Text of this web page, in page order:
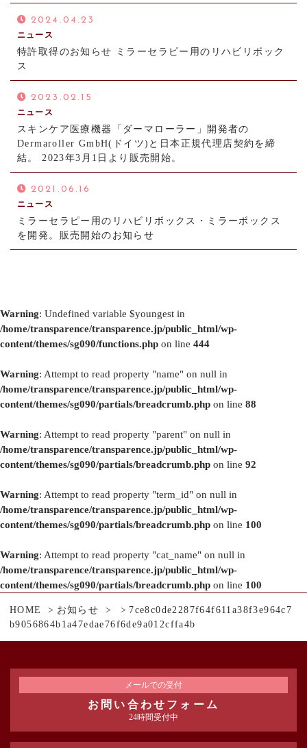
2024.04.23
ニュース
特許取得のお知らせ ミラーセラピー用のリハビリボック
ス
2023.02.15
ニュース
スキンケア医療機器「ダーマローラー」開発者の
Dermaroller GmbH(ドイツ)と日本正規代理店契約を締
結。 2023年3月1日より販売開始。
2021.06.16
ニュース
ミラーセラピー用のリハビリボックス・ミラーボックス
を開発。販売開始のお知らせ
Warning: Undefined variable $youngest in
/home/transparence/transparence.jp/public_html/wp-
content/themes/sg090/functions.php on line 444
Warning: Attempt to read property "name" on null in
/home/transparence/transparence.jp/public_html/wp-
content/themes/sg090/partials/breadcrumb.php on line 88
Warning: Attempt to read property "parent" on null in
/home/transparence/transparence.jp/public_html/wp-
content/themes/sg090/partials/breadcrumb.php on line 92
Warning: Attempt to read property "term_id" on null in
/home/transparence/transparence.jp/public_html/wp-
content/themes/sg090/partials/breadcrumb.php on line 100
Warning: Attempt to read property "cat_name" on null in
/home/transparence/transparence.jp/public_html/wp-
content/themes/sg090/partials/breadcrumb.php on line 100
HOME お知らせ
7ce8c0de2287f64f611a38f3e964c7
b9056864b1a47edae76f6de9a012cffa4b
メールでの受付
お問い合わせフォーム
24時間受付中